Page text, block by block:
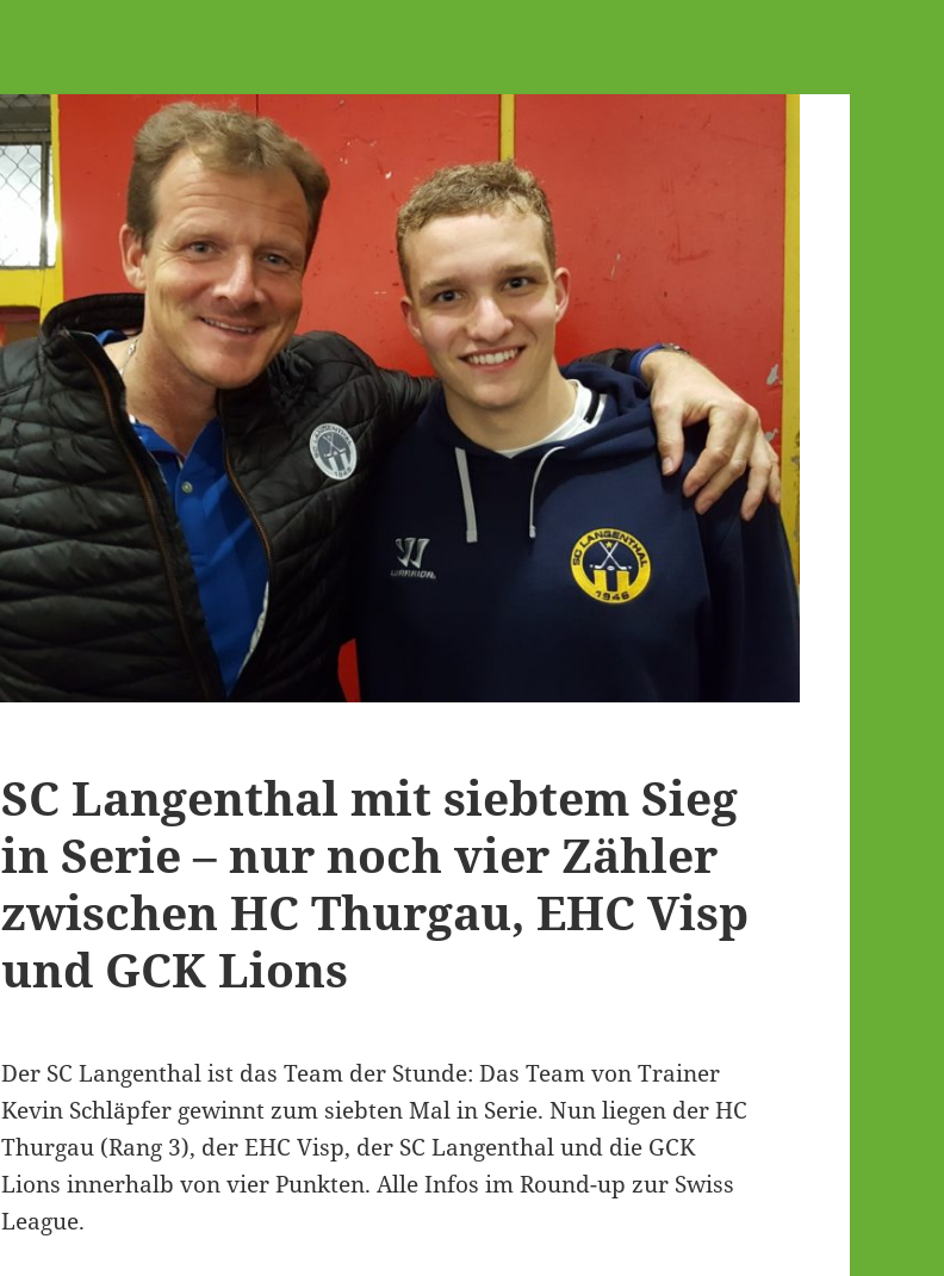
SC Langenthal mit siebtem Sieg
in Serie – nur noch vier Zähler
zwischen HC Thurgau, EHC Visp
und GCK Lions
Der SC Langenthal ist das Team der Stunde: Das Team von Trainer
Kevin Schläpfer gewinnt zum siebten Mal in Serie. Nun liegen der HC
Thurgau (Rang 3), der EHC Visp, der SC Langenthal und die GCK
Lions innerhalb von vier Punkten. Alle Infos im Round-up zur Swiss
League.